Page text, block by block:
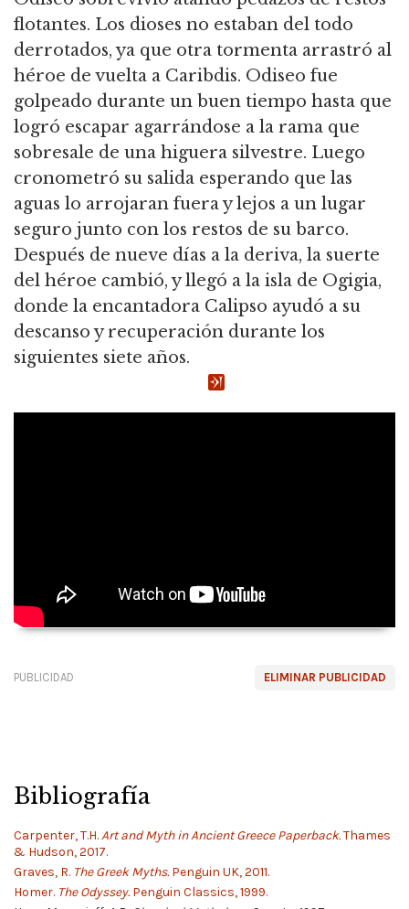
flotantes. Los dioses no estaban del todo
derrotados, ya que otra tormenta arrastró al
héroe de vuelta a Caribdis. Odiseo fue
golpeado durante un buen tiempo hasta que
logró escapar agarrándose a la rama que
sobresale de una higuera silvestre. Luego
cronometró su salida esperando que las
aguas lo arrojaran fuera y lejos a un lugar
seguro junto con los restos de su barco.
Después de nueve días a la deriva, la suerte
del héroe cambió, y llegó a la isla de Ogigia,
donde la encantadora Calipso ayudó a su
descanso y recuperación durante los
siguientes siete años.
ELIMINAR PUBLICIDAD
PUBLICIDAD
Bibliografía
Carpenter, T.H.Art and Myth in Ancient Greece Paperback.Thames
& Hudson, 2017.
Graves, R. The Greek Myths.Penguin UK, 2011.
Homer. The Odyssey.Penguin Classics, 1999.